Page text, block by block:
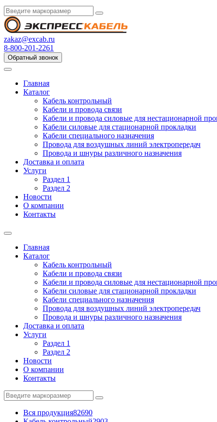
zakaz@excab.ru
8-800-201-2261
Обратный звонок
Главная
Каталог
Кабель контрольный
Кабели и провода связи
Кабели и провода силовые для нестационарной
Кабели силовые для стационарной прокладки
Кабели специального назначения
Провода для воздушных линий электропередач
Провода и шнуры различного назначения
Доставка и оплата
Услуги
Раздел 1
Раздел 2
Новости
О компании
Контакты
Главная
Каталог
Кабель контрольный
Кабели и провода связи
Кабели и провода силовые для нестационарной
Кабели силовые для стационарной прокладки
Кабели специального назначения
Провода для воздушных линий электропередач
Провода и шнуры различного назначения
Доставка и оплата
Услуги
Раздел 1
Раздел 2
Новости
О компании
Контакты
Вся продукция82690